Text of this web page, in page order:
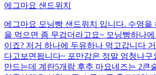
에그마요 샌드위치
에그마요 모닝빵 샌드위치 입니다. 수영을
을 먹으면 좀 무겁더라고요~ 모닝빵하나
이죠? 저거 하나에 두유하나 먹고갑니다
다고보면됩니다~ 포만감은 정말 엄청나구
만드는데 계란5개랑 후추 마요네즈는 2큰